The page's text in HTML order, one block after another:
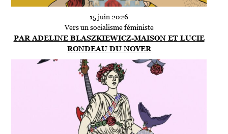
15 juin 2026
Vers un socialisme féministe
PAR ADELINE BLASZKIEWICZ-MAISON ET LUCIE
RONDEAU DU NOYER